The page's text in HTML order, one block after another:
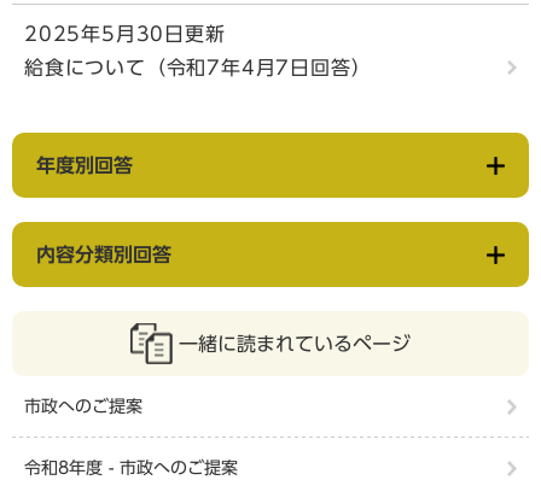
2025年5月30日更新
給食について（令和7年4月7日回答）
年度別回答
内容分類別回答
一緒に読まれているページ
市政へのご提案
令和8年度 - 市政へのご提案